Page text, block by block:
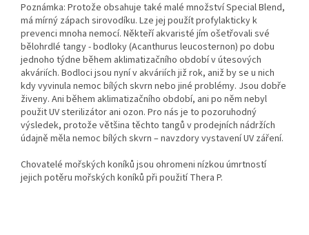
Poznámka: Protože obsahuje také malé množství Special Blend,
má mírný zápach sirovodíku. Lze jej použít profylakticky k
prevenci mnoha nemocí. Někteří akvaristé jím ošetřovali své
bělohrdlé tangy - bodloky (Acanthurus leucosternon) po dobu
jednoho týdne během aklimatizačního období v útesových
akváriích. Bodloci jsou nyní v akváriích již rok, aniž by se u nich
kdy vyvinula nemoc bílých skvrn nebo jiné problémy. Jsou dobře
živeny. Ani během aklimatizačního období, ani po něm nebyl
použit UV sterilizátor ani ozon. Pro nás je to pozoruhodný
výsledek, protože většina těchto tangů v prodejních nádržích
údajně měla nemoc bílých skvrn – navzdory vystavení UV záření.
Chovatelé mořských koníků jsou ohromeni nízkou úmrtností
jejich potěru mořských koníků při použití Thera P.